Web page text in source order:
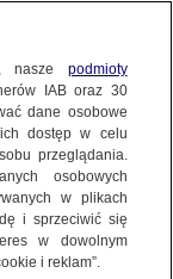
usług
nasze podmioty
IAB oraz 30
dane osobowe
dostęp w celu
przeglądania.
osobowych
w plikach
i sprzeciwić się
w dowolnym
i reklam”.